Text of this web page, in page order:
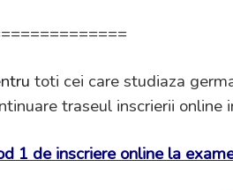
toti cei care studiaza
traseul inscrierii online
1 de inscriere online la